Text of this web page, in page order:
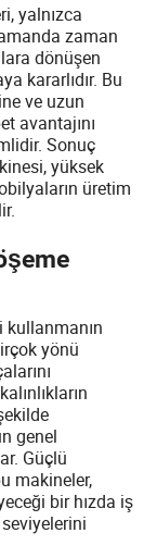
yalnızca
zaman
dönüşen
kararlıdır. Bu
ve uzun
avantajını
Sonuç
yüksek
üretim
yönü
genel
Güçlü
makineler,
bir hızda iş